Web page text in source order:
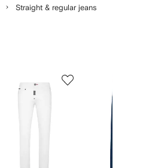
Straight & regular jeans